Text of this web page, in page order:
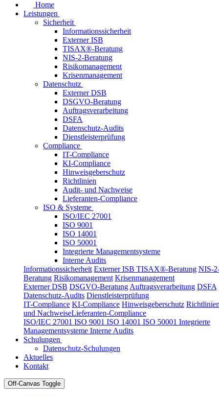
Home
Leistungen
Sicherheit
Informationssicherheit
Externer ISB
TISAX®-Beratung
NIS-2-Beratung
Risikomanagement
Krisenmanagement
Datenschutz
Externer DSB
DSGVO-Beratung
Auftragsverarbeitung
DSFA
Datenschutz-Audits
Dienstleisterprüfung
Compliance
IT-Compliance
KI-Compliance
Hinweisgeberschutz
Richtlinien
Audit- und Nachweise
Lieferanten-Compliance
ISO & Systeme
ISO/IEC 27001
ISO 9001
ISO 14001
ISO 50001
Integrierte Managementsysteme
Interne Audits
Informationssicherheit Externer ISB TISAX®-Beratung NIS-
Beratung Risikomanagement Krisenmanagement
Externer DSB DSGVO-Beratung Auftragsverarbeitung DSFA
Datenschutz-Audits Dienstleisterprüfung
IT-Compliance KI-Compliance Hinweisgeberschutz
und NachweiseLieferanten-Compliance
ISO/IEC 27001 ISO 9001 ISO 14001 ISO 50001 Integrierte
Managementsysteme Interne Audits
Schulungen
Datenschutz-Schulungen
Aktuelles
Kontakt
Off-Canvas Toggle